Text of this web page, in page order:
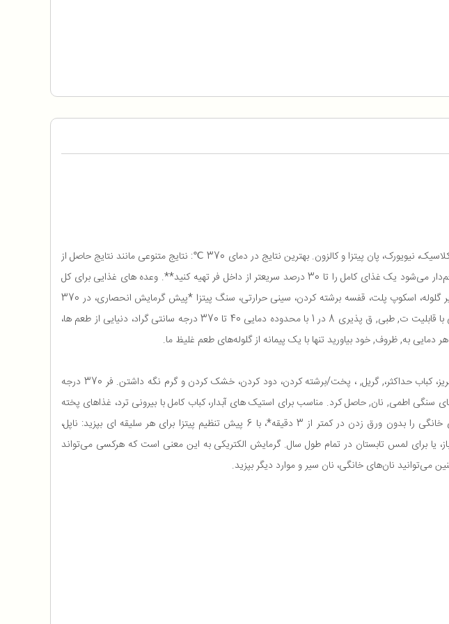
اجاق, پیتزا, : پیتزاهای 30 سانتی متری فقط در 3 دقیقه* بدون چرخش و 6 پیش تنظیم قابل تنظیم از جمله ناپل، کلاسیک، نیویورک، پان پیتزا و کالزون. بهترین نتایج در دمای 370 ℃: نتایج متنوعی مانند نتایج حاصل از
اجاق سنگی در خانه به دست آورید. فناوری Woodfire: با انرژی الکتریکی، با سوزاندن گلوله‌های چوب واقعی طعم‌دار می‌شود یک غذای کامل را تا 30 درصد سریعتر از داخل فر تهیه کنید**. وعده های غذایی برای کل
خانواده: 3 کیلوگرم مرغ کامل و سبزیجات بپزید. 5 کیلوگرم رست بیف یا 6 استیک. شامل: 2 بسته آزمایشی وودفایر گلوله، اسکوپ پلت، قفسه برشته کردن، سینی حرارتی، سنگ پیتزا *پیش گرمایش انحصاری، در 370
درجه سانتیگراد ** با اجاق بیرونی, نینجا, وودفایر، اجاق پیتزا ، آشپزی در فضای باز در حال بررسی است. اجاق برقی با قابلیت ت, طبی, ق پذیری 8 در 1 با محدوده دمایی 40 تا 370 درجه سانتی گراد، دنیایی از طعم ها،
هر منطقه را به یک, آشپزخانه, در فضای باز با 8 عملکرد, پخت, و پز در یک اجاق در فضای باز تبدیل کنید: پیتزا، بریز، کباب حداکثر،, گریل, ، پخت/برشته کردن، دود کردن، خشک کردن و گرم نگه داشتن. فر 370 درجه
مانند کوره های سنگی اطمی, نان, حاصل کرد. مناسب برای استیک های آبدار، کباب کامل با بیرونی ترد، غذاهای پخته
مانند سبزیجات کاراملی شده با هالومی طلایی و موارد دیگر. پیتزاهای خانگی یک پیتزا فروشی در خانه پیتزاهای خانگی را بدون ورق زدن در کمتر از 3 دقیقه*، با 6 پیش تنظیم پیتزا برای هر سلیقه ای بپزید: ناپل،
یا برای لمس تابستان در تمام طول سال. گرمایش الکتریکی به این معنی است که هرکسی می‌تواند
نان‌های خانگی، نان سیر و موارد دیگر بپزید.